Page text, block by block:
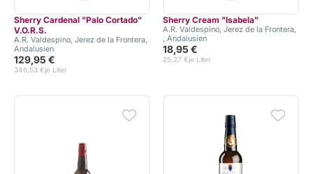
Sherry Cardenal "Palo Cortado"
V.O.R.S.
A.R. Valdespino, Jerez de la Frontera,
Andalusien
129,95 €
je Liter
346,53 €
Sherry Cream "Isabela"
A.R. Valdespino, Jerez de la Frontera,
, Andalusien
18,95 €
je Liter
25,27 €